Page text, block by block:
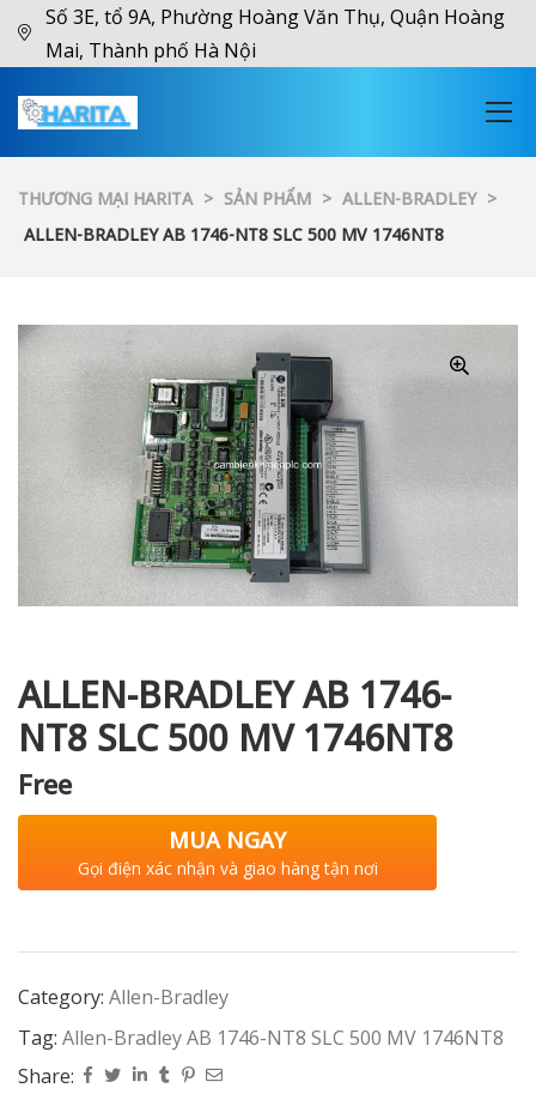
Số 3E, tổ 9A, Phường Hoàng Văn Thụ, Quận Hoàng
Mai, Thành phố Hà Nội
THƯƠNG MẠI HARITA > SẢN PHẨM > ALLEN-BRADLEY >
ALLEN-BRADLEY AB 1746-NT8 SLC 500 MV 1746NT8
ALLEN-BRADLEY AB 1746-
NT8 SLC 500 MV 1746NT8
Free
MUA NGAY
Gọi điện xác nhận và giao hàng tận nơi
Category: Allen-Bradley
Tag: Allen-Bradley AB 1746-NT8 SLC 500 MV 1746NT8
Share: